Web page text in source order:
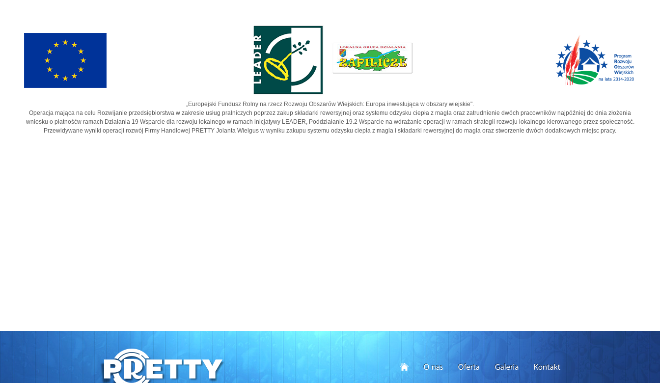
„Europejski Fundusz Rolny na rzecz Rozwoju Obszarów Wiejskich: Europa inwestująca w obszary wiejskie".
Operacja mająca na celu Rozwijanie przedsiębiorstwa w zakresie usług pralniczych poprzez zakup składarki rewersyjnej oraz systemu odzysku ciepła z magla oraz zatrudnienie dwóch pracowników najpóźniej do dnia złożenia
wniosku o płatnośćw ramach Działania 19 Wsparcie dla rozwoju lokalnego w ramach inicjatywy LEADER, Poddziałanie 19.2 Wsparcie na wdrażanie operacji w ramach strategii rozwoju lokalnego kierowanego przez społeczność.
Przewidywane wyniki operacji rozwój Firmy Handlowej PRETTY Jolanta Wielgus w wyniku zakupu systemu odzysku ciepła z magla i składarki rewersyjnej do magla oraz stworzenie dwóch dodatkowych miejsc pracy.